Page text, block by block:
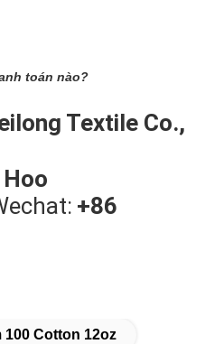
toán nào?
Textile Co.,
Hoo
+86
100 Cotton 12oz